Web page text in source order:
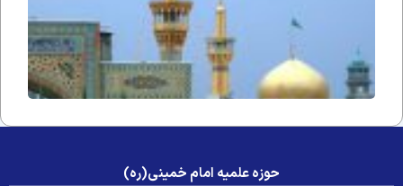
حوزه علمیه امام خمینی(ره)